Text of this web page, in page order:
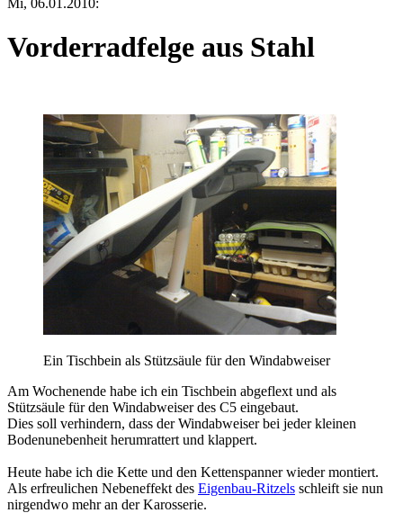
Vorderradfelge aus Stahl
Ein Tischbein als Stützsäule für den Windabweiser
Am Wochenende habe ich ein Tischbein abgeflext und als
Stützsäule für den Windabweiser des C5 eingebaut.
Dies soll verhindern, dass der Windabweiser bei jeder kleinen
Bodenunebenheit herumrattert und klappert.
Heute habe ich die Kette und den Kettenspanner wieder montiert.
Als erfreulichen Nebeneffekt des Eigenbau-Ritzels schleift sie nun
nirgendwo mehr an der Karosserie.